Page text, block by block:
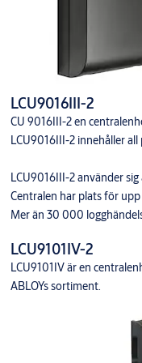
LCU9016III-2
CU 9016III-2 en
LCU9016III-2 innehåller
LCU9016III-2 använder
Centralen har plats för
Mer än 30 000
LCU9101IV-2
LCU9101IV är en
ABLOYs sortiment.